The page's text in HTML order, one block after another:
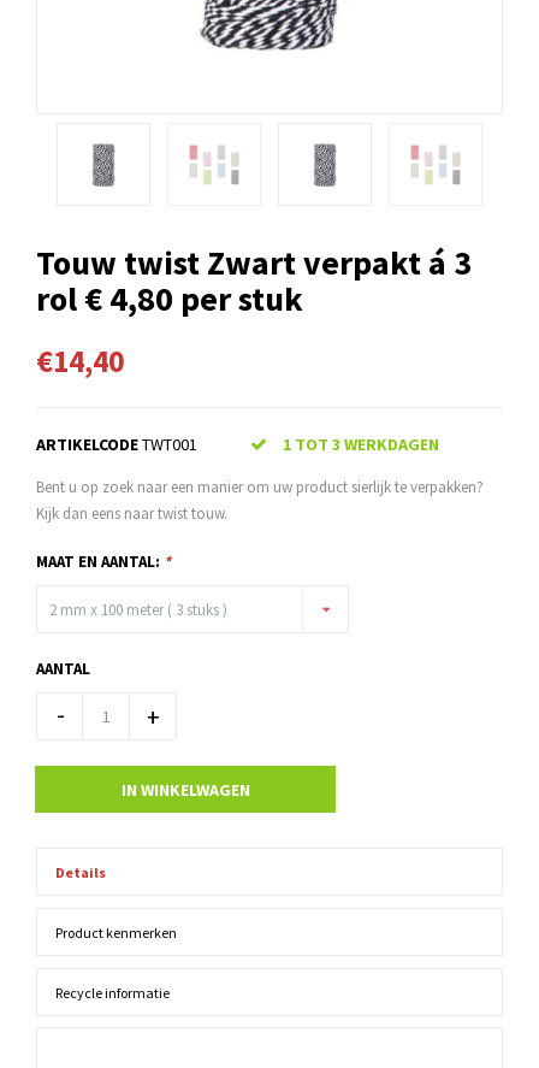
Touw twist Zwart verpakt á 3
rol € 4,80 per stuk
€14,40
ARTIKELCODETWT001 1 TOT 3 WERKDAGEN
Bent u op zoek naar een manier om uw product sierlijk te verpakken?
Kijk dan eens naar twist touw.
MAAT EN AANTAL: *
2 mm x 100 meter ( 3 stuks )
AANTAL
- +
IN WINKELWAGEN
Details
Product kenmerken
Recycle informatie